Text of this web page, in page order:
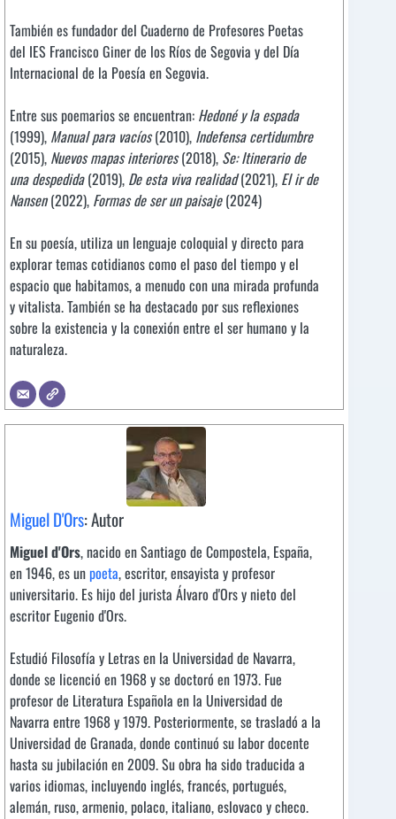
También es fundador del Cuaderno de Profesores Poetas
del IES Francisco Giner de los Ríos de Segovia y del Día
Internacional de la Poesía en Segovia.
Entre sus poemarios se encuentran: Hedoné y la espada
(1999), Manual para vacíos(2010), Indefensa certidumbre
(2015), Nuevos mapas interiores(2018), Se: Itinerario de
una despedida(2019), De esta viva realidad(2021), El ir de
Nansen(2022), Formas de ser un paisaje(2024)
En su poesía, utiliza un lenguaje coloquial y directo para
explorar temas cotidianos como el paso del tiempo y el
espacio que habitamos, a menudo con una mirada profunda
y vitalista. También se ha destacado por sus reflexiones
sobre la existencia y la conexión entre el ser humano y la
naturaleza.
Miguel D'Ors: Autor
Miguel d'Ors, nacido en Santiago de Compostela, España,
en 1946, es unpoeta, escritor, ensayista y profesor
universitario. Es hijo del jurista Álvaro d'Ors y nieto del
escritor Eugenio d'Ors.
Estudió Filosofía y Letras en la Universidad de Navarra,
donde se licenció en 1968 y se doctoró en 1973. Fue
profesor de Literatura Española en la Universidad de
Navarra entre 1968 y 1979. Posteriormente, se trasladó a la
Universidad de Granada, donde continuó su labor docente
hasta su jubilación en 2009. Su obra ha sido traducida a
varios idiomas, incluyendo inglés, francés, portugués,
alemán, ruso, armenio, polaco, italiano, eslovaco y checo.